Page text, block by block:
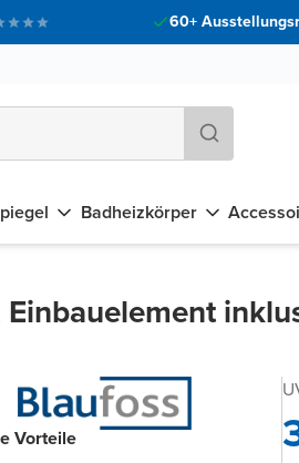
60+
Badheizkörper
Vorteile